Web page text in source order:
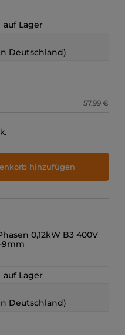
auf Lager
Deutschland)
57,99 €
hinzufügen
0,12kW B3 400V
9mm
auf Lager
Deutschland)